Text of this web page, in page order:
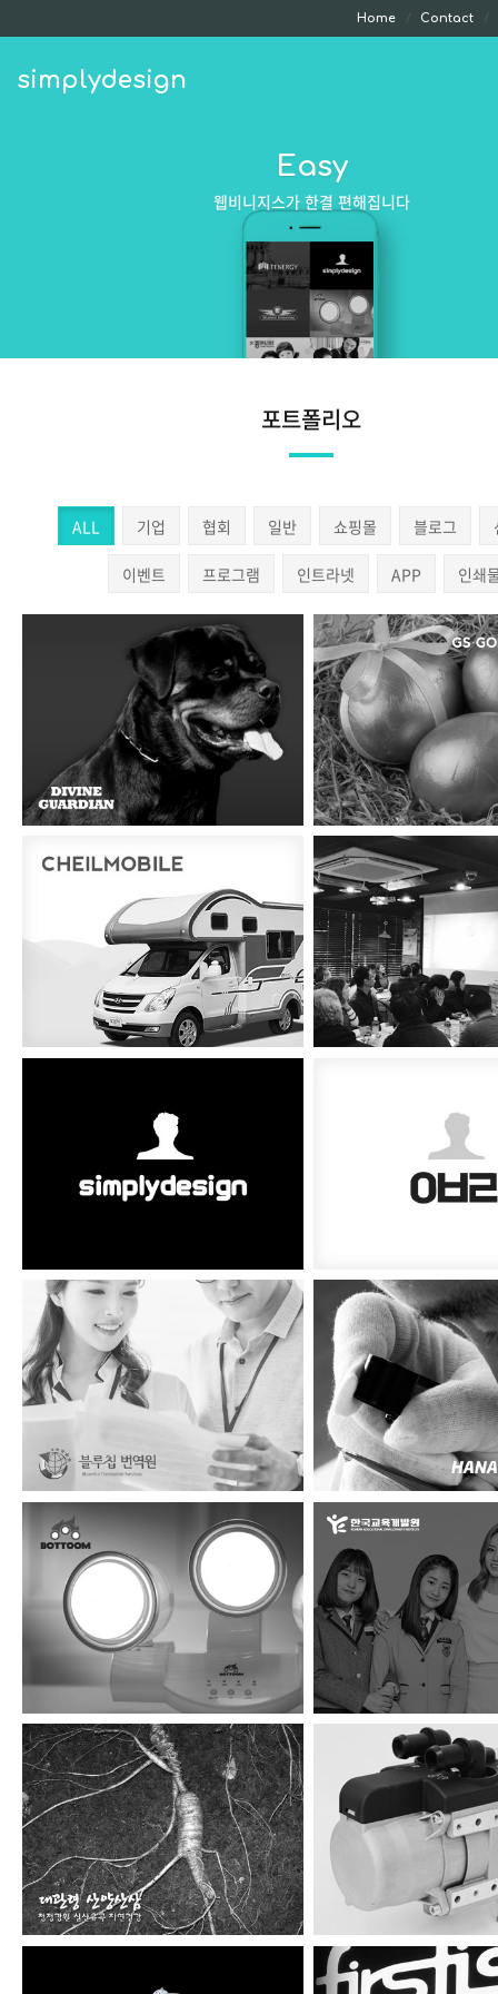
Home Contact
simplydesign
Easy
웹비니지스가 한결 편해집니다
포트폴리오
ALL 기업 협회 일반 쇼핑몰 블로그
이벤트 프로그램 인트라넷 APP 인쇄
디바인가디언 지에스금은(주)
제일모빌 (주)코리아주얼리
심플리디자인 명함 올바른과외 명
블루칩 번역원 하나다이아몬
바툼 2016 자유학기제
대관령산양산삼 오토텀